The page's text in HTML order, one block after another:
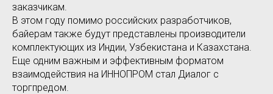
заказчикам.
В этом году помимо российских разработчиков,
байерам также будут представлены производители
комплектующих из Индии, Узбекистана и Казахстана.
Еще одним важным и эффективным форматом
взаимодействия на ИННОПРОМ стал Диалог с
торгпредом.